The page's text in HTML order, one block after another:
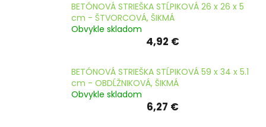
BETÓNOVÁ STRIEŠKA STĹPIKOVÁ 26 x 26 x 5
cm - ŠTVORCOVÁ, ŠIKMÁ
Obvykle skladom
4,92 €
BETÓNOVÁ STRIEŠKA STĹPIKOVÁ 59 x 34 x 5.1
cm - OBDĹŽNIKOVÁ, ŠIKMÁ
Obvykle skladom
6,27 €